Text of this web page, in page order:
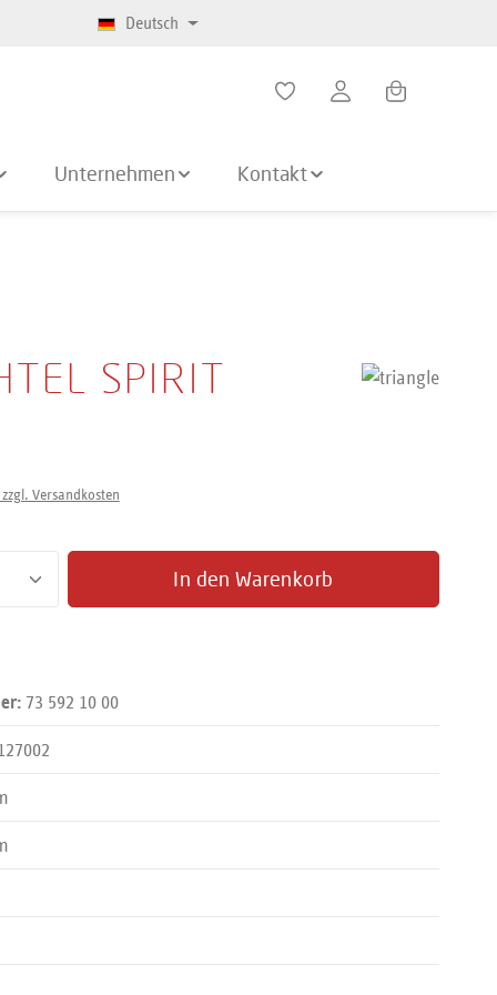
Deutsch
Warenkorb
Unternehmen Kontakt
SPIRIT
Versandkosten
Gib den gewünschten Wert ein oder
In den Warenkorb
73 592 10 00